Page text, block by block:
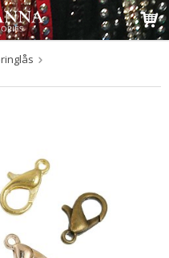
blivit